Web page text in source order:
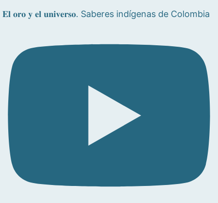
𝐄𝐥 𝐨𝐫𝐨 𝐲 𝐞𝐥 𝐮𝐧𝐢𝐯𝐞𝐫𝐬𝐨. Saberes indígenas de Colombia